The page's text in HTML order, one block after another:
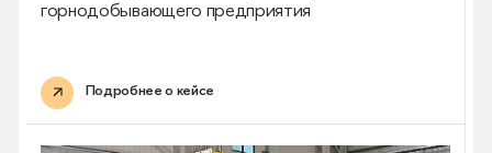
горнодобывающего предприятия
Подробнее о кейсе